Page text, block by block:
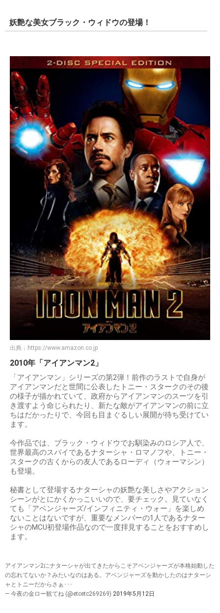
妖艶な美女ブラック・ウィドウの登場！
出典： https://www.amazon.co.jp
2010年「アイアンマン2」
「アイアンマン」シリーズの第2弾！前作のラストで自身が
アイアンマンだと世間に公表したトニー・スタークのその後
の様子が描かれていて、政府からアイアンマンのスーツを引
き渡すよう命じられたり、新たな敵がアイアンマンの前に立
ちはだかったりで、今回も目まぐるしい展開が待ち受けてい
ます。
今作品では、ブラック・ウィドウでお馴染みのロシア人で、
世界最高のスパイであるナターシャ・ロマノフや、トニー・
スタークの古くからの友人であるローディ（ウォーマシン）
も登場。
秘書として登場するナターシャの妖艶な美しさやアクション
シーンがとにかくかっこいいので、要チェック。見ていなく
ても「アベンジャーズ/インフィニティ・ウォー」を楽しめ
ないことはないですが、重要なメンバーの1人であるナター
シャのMCU初登場作品なので一度拝見することをおすすめし
ます。
アイアンマン2にナターシャが出てきたからこそアベンジャーズが本格始動した
の忘れてないか？みたいなのはある。アベンジャーズを動かしたのはナターシ
ャとトニーだからさぁ･･･
— 今夜の金ロー観てね (@etcetc269269) 2019年5月12日